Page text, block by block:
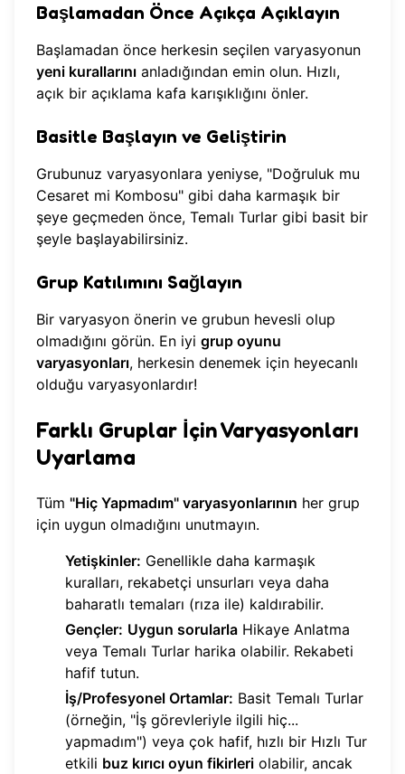
Başlamadan Önce Açıkça Açıklayın
Başlamadan önce herkesin seçilen varyasyonun
yeni kurallarını anladığından emin olun. Hızlı,
açık bir açıklama kafa karışıklığını önler.
Basitle Başlayın ve Geliştirin
Grubunuz varyasyonlara yeniyse, "Doğruluk mu
Cesaret mi Kombosu" gibi daha karmaşık bir
şeye geçmeden önce, Temalı Turlar gibi basit bir
şeyle başlayabilirsiniz.
Grup Katılımını Sağlayın
Bir varyasyon önerin ve grubun hevesli olup
olmadığını görün. En iyi grup oyunu
varyasyonları, herkesin denemek için heyecanlı
olduğu varyasyonlardır!
Farklı Gruplar İçin Varyasyonları
Uyarlama
Tüm "Hiç Yapmadım" varyasyonlarının her grup
için uygun olmadığını unutmayın.
Yetişkinler: Genellikle daha karmaşık
kuralları, rekabetçi unsurları veya daha
baharatlı temaları (rıza ile) kaldırabilir.
Gençler: Uygun sorularla Hikaye Anlatma
veya Temalı Turlar harika olabilir. Rekabeti
hafif tutun.
İş/Profesyonel Ortamlar: Basit Temalı Turlar
(örneğin, "İş görevleriyle ilgili hiç...
yapmadım") veya çok hafif, hızlı bir Hızlı Tur
etkili buz kırıcı oyun fikirleri olabilir, ancak